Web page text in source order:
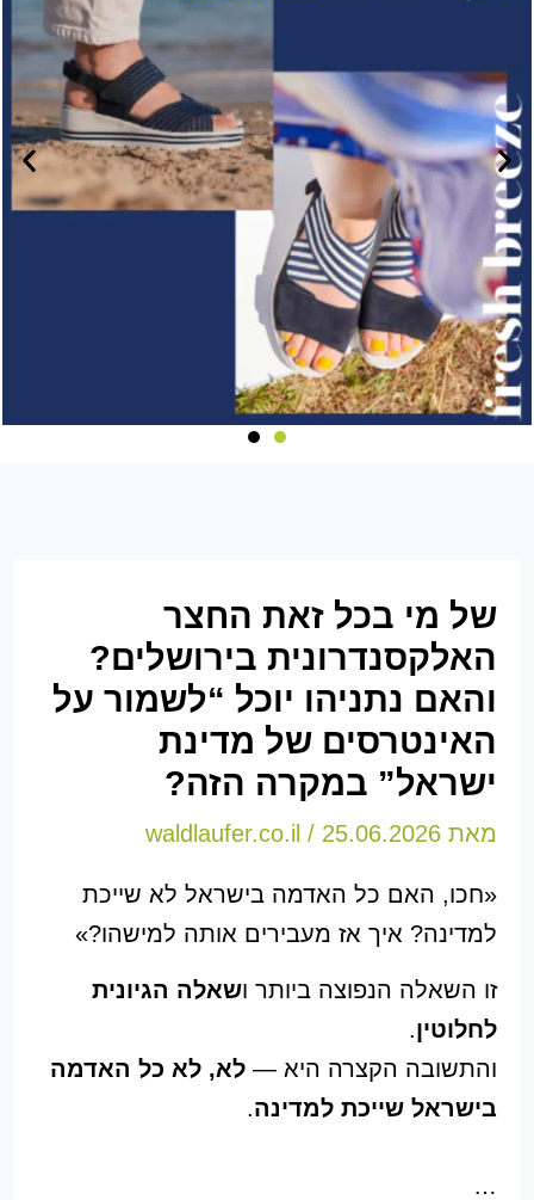
של מי בכל זאת החצר
האלקסנדרונית בירושלים?
והאם נתניהו יוכל “לשמור על
האינטרסים של מדינת
ישראל” במקרה הזה?
מאת waldlaufer.co.il/ 25.06.2026
«חכו, האם כל האדמה בישראל לא שייכת
למדינה? איך אז מעבירים אותה למישהו?»
זו השאלה הנפוצה ביותר ושאלה הגיונית
לחלוטין.
והתשובה הקצרה היא — לא, לא כל האדמה
בישראל שייכת למדינה.
…